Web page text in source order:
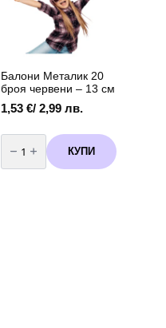
Балони Металик 20
броя червени – 13 см
1,53 €/ 2,99 лв.
количество
за
Балони
Металик
КУПИ